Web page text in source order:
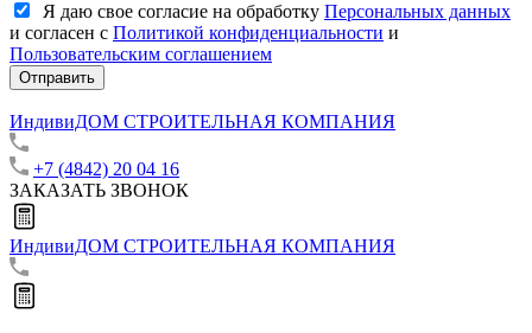
Я даю свое согласие на обработку Персональных данных
и согласен с Политикой конфиденциальности и
Пользовательским соглашением
Отправить
ИндивиДОМ СТРОИТЕЛЬНАЯ КОМПАНИЯ
+7 (4842) 20 04 16
ЗАКАЗАТЬ ЗВОНОК
ИндивиДОМ СТРОИТЕЛЬНАЯ КОМПАНИЯ